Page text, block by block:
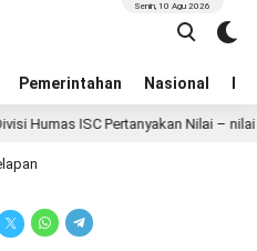
Pemerintahan Nasional
Senin, 10 Agu 2026
Humas ISC Pertanyakan Nilai – nilai